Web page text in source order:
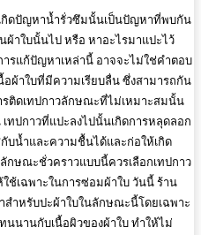
กิดปัญหาน้ำรั่วซึมนั้นเป็นปัญหาที่พบกัน
าใบนั้นไป หรือ หาอะไรมาแปะไว้
ารแก้ปัญหาเหล่านี้ อาจจะไม่ใช่คำตอบ
ผ้าใบที่มีความเรียบลื่น ซึ่งสามารถกัน
ติดเทปกาวลักษณะที่ไม่เหมาะสมนั้น
ทปกาวที่แปะลงไปนั้นเกิดการหลุดลอก
บน้ำและความชื้นได้และก่อให้เกิด
กษณะชั่วคราวแบบนี้ควรเลือกเทปกาว
ช้เฉพาะในการซ่อมผ้าใบ วันนี้ ร้าน
ำหรับปะผ้าใบในลักษณะนี้โดยเฉพาะ
นานกับเนื้อผิวของผ้าใบ ทำให้ไม่